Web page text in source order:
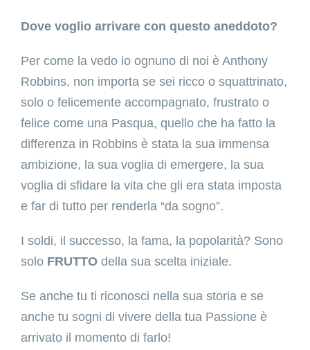
Dove voglio arrivare con questo aneddoto?
Per come la vedo io ognuno di noi è Anthony
Robbins, non importa se sei ricco o squattrinato,
solo o felicemente accompagnato, frustrato o
felice come una Pasqua, quello che ha fatto la
differenza in Robbins è stata la sua immensa
ambizione, la sua voglia di emergere, la sua
voglia di sfidare la vita che gli era stata imposta
e far di tutto per renderla “da sogno”.
I soldi, il successo, la fama, la popolarità? Sono
solo FRUTTO della sua scelta iniziale.
Se anche tu ti riconosci nella sua storia e se
anche tu sogni di vivere della tua Passione è
arrivato il momento di farlo!